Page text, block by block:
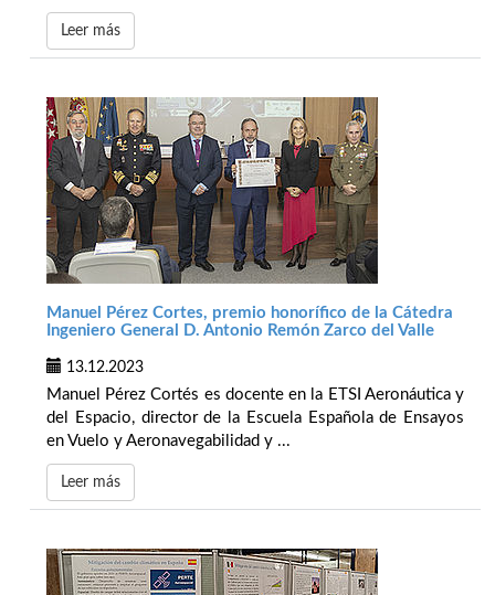
Leer más
Manuel Pérez Cortes, premio honorífico de la Cátedra
Ingeniero General D. Antonio Remón Zarco del Valle
13.12.2023
Manuel Pérez Cortés es docente en la ETSI Aeronáutica y
del Espacio, director de la Escuela Española de Ensayos
en Vuelo y Aeronavegabilidad y ...
Leer más